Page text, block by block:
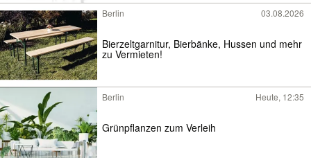
Berlin 03.08.2026
Bierzeltgarnitur, Bierbänke, Hussen und mehr
zu Vermieten!
Berlin Heute, 12:35
Grünpflanzen zum Verleih